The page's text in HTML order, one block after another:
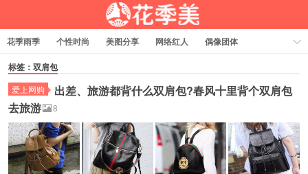
花季雨季 个性时尚 美图分享 网络红人
偶像团体
福利资源
热门排行
标签：双肩包
爱上网购
出差、旅游都背什么双肩包?春风十里背个双肩包
去旅游
8